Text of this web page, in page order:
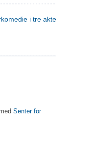
i tre akter
Senter for